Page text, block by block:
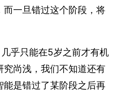
一旦错过这个阶段，将
几乎只能在5岁之前才有机
尚浅，我们不知道还有
是错过了某阶段之后再